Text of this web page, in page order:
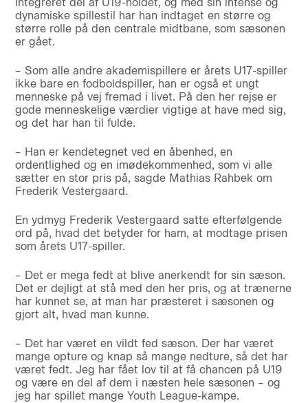
dynamiske spillestil har han indtaget en større og
større rolle på den centrale midtbane, som sæsonen
er gået.
– Som alle andre akademispillere er årets U17-spiller
ikke bare en fodboldspiller, han er også et ungt
menneske på vej fremad i livet. På den her rejse er
gode menneskelige værdier vigtige at have med sig,
og det har han til fulde.
– Han er kendetegnet ved en åbenhed, en
ordentlighed og en imødekommenhed, som vi alle
sætter en stor pris på, sagde Mathias Rahbek om
Frederik Vestergaard.
En ydmyg Frederik Vestergaard satte efterfølgende
ord på, hvad det betyder for ham, at modtage prisen
som årets U17-spiller.
– Det er mega fedt at blive anerkendt for sin sæson.
Det er dejligt at stå med den her pris, og at trænerne
har kunnet se, at man har præsteret i sæsonen og
gjort alt, hvad man kunne.
– Det har været en vildt fed sæson. Der har været
mange opture og knap så mange nedture, så det har
været fedt. Jeg har fået lov til at få chancen på U19
og være en del af dem i næsten hele sæsonen – og
jeg har spillet mange Youth League-kampe.